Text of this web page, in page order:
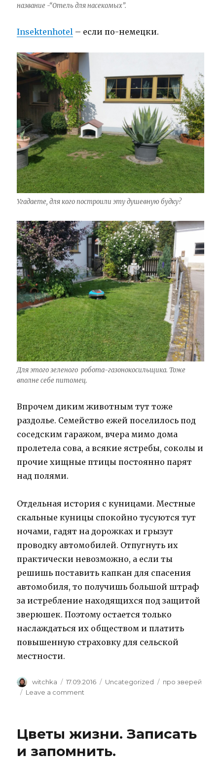
название -“Отель для насекомых”.
Insektenhotel – если по-немецки.
Угадаете, для кого построили эту душевную будку?
Для этого зеленого робота-газонокосильщика. Тоже
вполне себе питомец.
Впрочем диким животным тут тоже
раздолье. Семейство ежей поселилось под
соседским гаражом, вчера мимо дома
пролетела сова, а всякие ястребы, соколы и
прочие хищные птицы постоянно парят
над полями.
Отдельная история с куницами. Местные
скальные куницы спокойно тусуются тут
ночами, гадят на дорожках и грызут
проводку автомобилей. Отпугнуть их
практически невозможно, а если ты
решишь поставить капкан для спасения
автомобиля, то получишь большой штраф
за истребление находящихся под защитой
зверюшек. Поэтому остается только
наслаждаться их обществом и платить
повышенную страховку для сельской
местности.
Author
witchka
Posted
on
17.09.2016 Categories
Uncategorized Tags
про зверей
Leave a comment
жил!
Цветы жизни. Записать
и запомнить.